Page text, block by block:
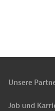
Unsere
Job und